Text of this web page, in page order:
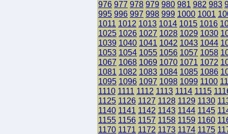
976 977 978 979 980 981 982 983
995 996 997 998 999 1000 1001
1011 1012 1013 1014 1015 1016
1025 1026 1027 1028 1029 1030
1039 1040 1041 1042 1043 1044
1053 1054 1055 1056 1057 1058
1067 1068 1069 1070 1071 1072
1081 1082 1083 1084 1085 1086
1095 1096 1097 1098 1099 1100
1110 1111 1112 1113 1114 1115
1125 1126 1127 1128 1129 1130
1140 1141 1142 1143 1144 1145
1155 1156 1157 1158 1159 1160
1170 1171 1172 1173 1174 1175